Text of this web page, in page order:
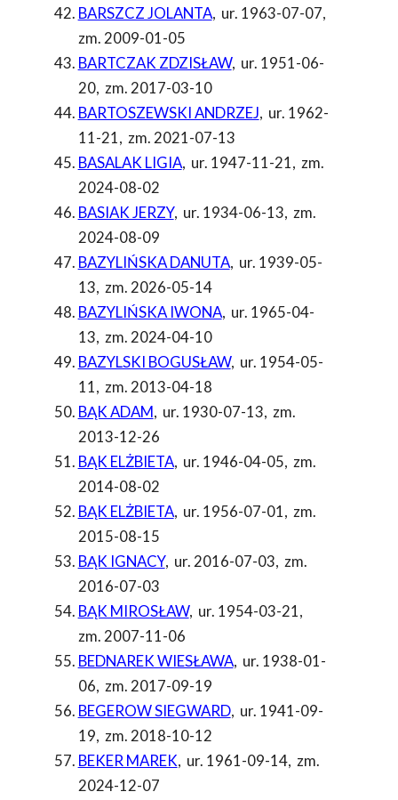
BARSZCZ JOLANTA, ur. 1963-07-07,
zm. 2009-01-05
BARTCZAK ZDZISŁAW, ur. 1951-06-
20, zm. 2017-03-10
BARTOSZEWSKI ANDRZEJ, ur. 1962-
11-21, zm. 2021-07-13
BASALAK LIGIA, ur. 1947-11-21, zm.
2024-08-02
BASIAK JERZY, ur. 1934-06-13, zm.
2024-08-09
BAZYLIŃSKA DANUTA, ur. 1939-05-
13, zm. 2026-05-14
BAZYLIŃSKA IWONA, ur. 1965-04-
13, zm. 2024-04-10
BAZYLSKI BOGUSŁAW, ur. 1954-05-
11, zm. 2013-04-18
BĄK ADAM, ur. 1930-07-13, zm.
2013-12-26
BĄK ELŻBIETA, ur. 1946-04-05, zm.
2014-08-02
BĄK ELŻBIETA, ur. 1956-07-01, zm.
2015-08-15
BĄK IGNACY, ur. 2016-07-03, zm.
2016-07-03
BĄK MIROSŁAW, ur. 1954-03-21,
zm. 2007-11-06
BEDNAREK WIESŁAWA, ur. 1938-01-
06, zm. 2017-09-19
BEGEROW SIEGWARD, ur. 1941-09-
19, zm. 2018-10-12
BEKER MAREK, ur. 1961-09-14, zm.
2024-12-07